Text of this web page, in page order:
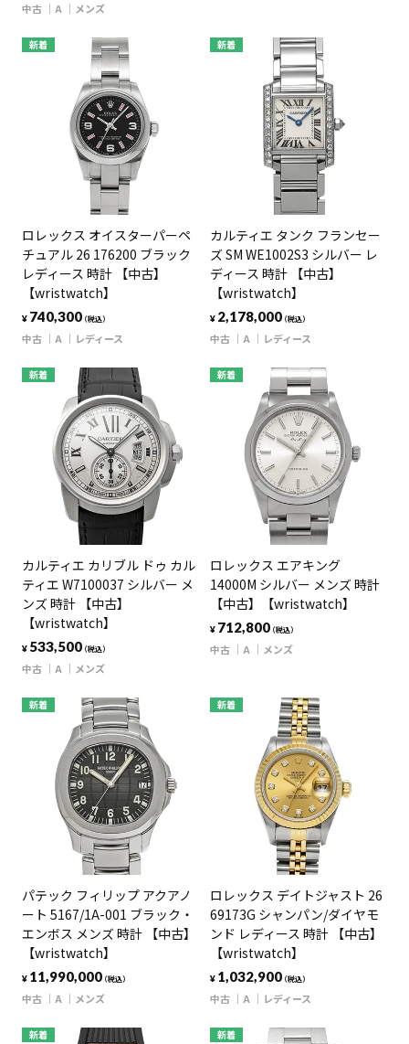
中古 A メンズ
新着
ロレックス オイスターパーペ
チュアル 26 176200 ブラック
レディース 時計 【中古】
【wristwatch】
¥ 740,300（税込）
中古 A レディース
新着
カルティエ タンク フランセー
ズ SM WE1002S3 シルバー レ
ディース 時計 【中古】
【wristwatch】
¥ 2,178,000（税込）
中古 A レディース
新着
カルティエ カリブル ドゥ カル
ティエ W7100037 シルバー メ
ンズ 時計 【中古】
【wristwatch】
¥ 533,500（税込）
中古 A メンズ
新着
ロレックス エアキング
14000M シルバー メンズ 時計
【中古】【wristwatch】
¥ 712,800（税込）
中古 A メンズ
新着
パテック フィリップ アクアノ
ート 5167/1A-001 ブラック・
エンボス メンズ 時計 【中古】
【wristwatch】
¥ 11,990,000（税込）
中古 A メンズ
新着
ロレックス デイトジャスト 26
69173G シャンパン/ダイヤモ
ンド レディース 時計 【中古】
【wristwatch】
¥ 1,032,900（税込）
中古 A レディース
新着 新着